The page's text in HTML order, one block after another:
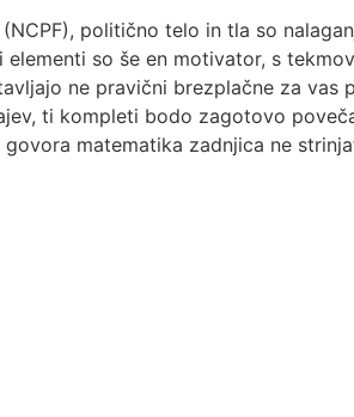
politično telo in tla so
so še en motivator, s
ne pravični brezplačne za vas
ti kompleti bodo zagotovo
matematika zadnjica ne